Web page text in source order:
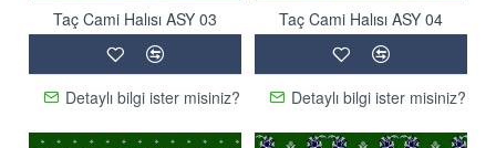
Taç Cami Halısı ASY 03
Detaylı bilgi ister misiniz?
Taç Cami Halısı ASY 04
Detaylı bilgi ister misiniz?